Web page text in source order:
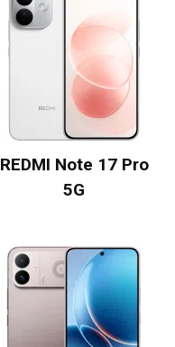
REDMI Note 17 Pro
5G